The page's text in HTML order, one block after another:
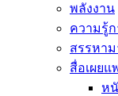
พลังงาน
ความรู้ก
สรรหาม
สื่อเผยแ
ห